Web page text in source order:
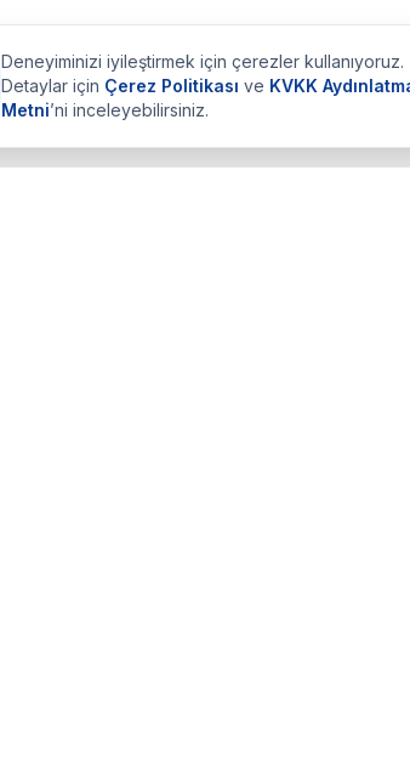
Deneyiminizi iyileştirmek için çerezler kullanıyoruz.
Detaylar için Çerez Politikası ve KVKK
Metni’ni inceleyebilirsiniz.